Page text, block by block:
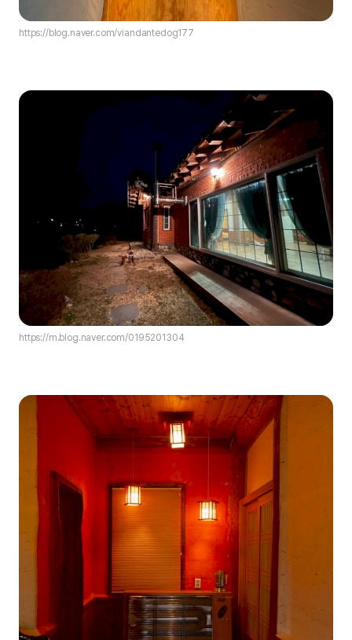
https://blog.naver.com/viandantedog177
https://m.blog.naver.com/0195201304